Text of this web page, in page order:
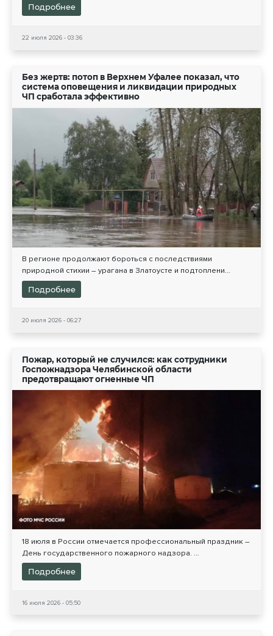
Подробнее
22 июля 2026 - 03:36
Без жертв: потоп в Верхнем Уфалее показал, что
система оповещения и ликвидации природных
ЧП сработала эффективно
В регионе продолжают бороться с последствиями
природной стихии – урагана в Златоусте и подтоплени...
Подробнее
20 июля 2026 - 06:27
Пожар, который не случился: как сотрудники
Госпожнадзора Челябинской области
предотвращают огненные ЧП
18 июля в России отмечается профессиональный праздник –
День государственного пожарного надзора. ...
Подробнее
16 июля 2026 - 05:50